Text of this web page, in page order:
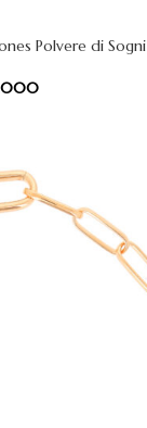
Polvere di Sogni